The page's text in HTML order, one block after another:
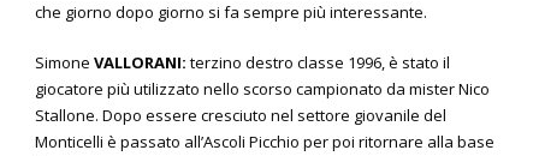
che giorno dopo giorno si fa sempre più interessante.
Simone VALLORANI: terzino destro classe 1996, è stato il
giocatore più utilizzato nello scorso campionato da mister Nico
Stallone. Dopo essere cresciuto nel settore giovanile del
Monticelli è passato all’Ascoli Picchio per poi ritornare alla base